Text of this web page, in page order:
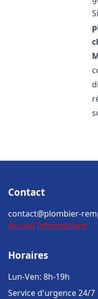
Contact
contact@plombier-
Accueil Informations
Horaires
Lun-Ven: 8h-19h
Service d'urgence 24/7